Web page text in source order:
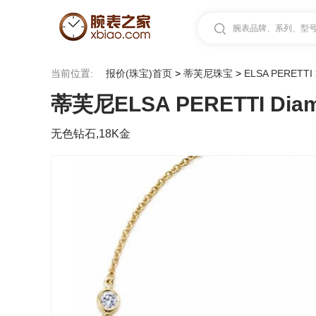
腕表品牌、系列、型
当前位置: 报价(珠宝)首页 > 蒂芙尼珠宝 > ELSA PERETTI
蒂芙尼ELSA PERETTI
无色钻石,18K金